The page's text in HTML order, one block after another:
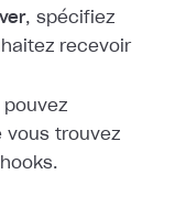
, spécifiez
recevoir
pouvez
vous trouvez